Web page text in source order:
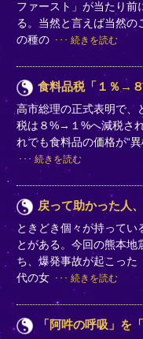
ファースト」が当たり前
る。当然と言えば当然の
の種の
続きを読む
食料品税「１％→
高市総理の正式表明で、
税は８%→１%へ減税さ
れでも食料品の価格が“
続きを読む
戻って助かった人
ときどき個々が持って
とがある。今回の熊本
ち、爆発事故が起こった
代の女
続きを読む
「阿吽の呼吸」を